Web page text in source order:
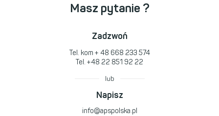
Masz pytanie ?
Zadzwoń
Tel. kom + 48 668 233 574
Tel. +48 22 851 92 22
lub
Napisz
info@apspolska.pl